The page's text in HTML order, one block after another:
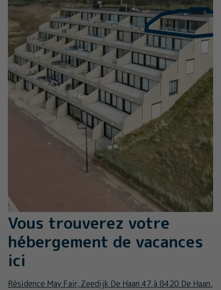
Vous trouverez votre
hébergement de vacances
ici
Résidence May Fair, Zeedijk De Haan 47 à 8420 De Haan.